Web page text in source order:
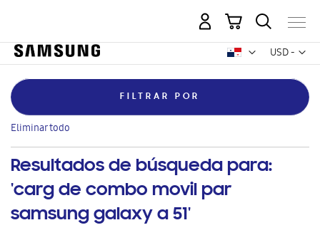
USD -
dólar
Mi carrito
Resultados de búsqueda para:
'carg de combo movil par
samsung galaxy a 51'
FILTRAR POR
este
artículo
Eliminar todo